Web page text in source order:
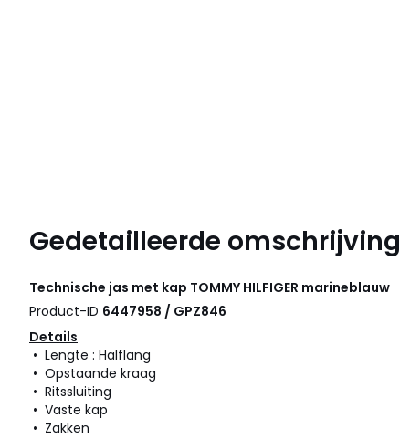
Gedetailleerde omschrijving
Technische jas met kap TOMMY HILFIGER marineblauw
Product-ID 6447958 / GPZ846
Details
• Lengte : Halflang
• Opstaande kraag
• Ritssluiting
• Vaste kap
• Zakken